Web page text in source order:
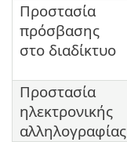
Προστασία
πρόσβασης
στο διαδίκτυο
Προστασία
ηλεκτρονικής
αλληλογραφίας